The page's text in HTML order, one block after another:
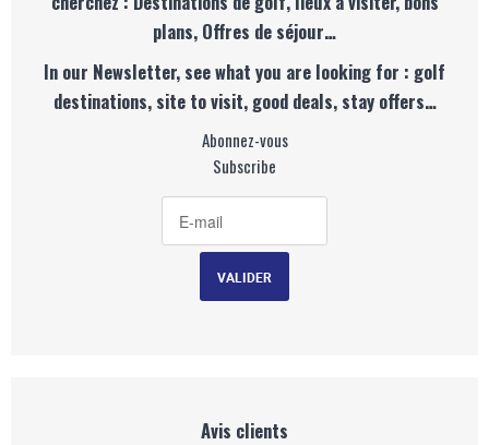
plans, Offres de séjour…
In our Newsletter, see what you are looking for : golf
destinations, site to visit, good deals, stay offers…
Abonnez-vous
Subscribe
Avis clients